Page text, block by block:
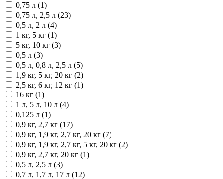
0,75 л (1)
0,75 л, 2,5 л (23)
0,5 л, 2 л (4)
1 кг, 5 кг (1)
5 кг, 10 кг (3)
0,5 л (3)
0,5 л, 0,8 л, 2,5 л (5)
1,9 кг, 5 кг, 20 кг (2)
2,5 кг, 6 кг, 12 кг (1)
16 кг (1)
1 л, 5 л, 10 л (4)
0,125 л (1)
0,9 кг, 2,7 кг (17)
0,9 кг, 1,9 кг, 2,7 кг, 20 кг (7)
0,9 кг, 1,9 кг, 2,7 кг, 5 кг, 20 кг (2)
0,9 кг, 2,7 кг, 20 кг (1)
0,5 л, 2,5 л (3)
0,7 л, 1,7 л, 17 л (12)